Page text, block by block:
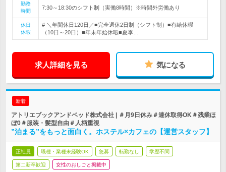
勤務
時間
7:30～18:30のシフト制（実働8時間）※時間外労働あり
休日
休暇
# ＼年間休日120日／■完全週休2日制（シフト制）■有給休暇
（10日～20日）■年末年始休暇■夏季…
求人詳細を見る 気になる
新着
アトリエブックアンドベッド株式会社 | ＃月9日休み＃連休取得OK＃残業ほ
ぼ0＃服装・髪型自由＃人柄重視
”泊まる”をもっと面白く。ホステル×カフェの【運営スタッフ】
正社員 職種・業種未経験OK 急募 転勤なし 学歴不問
第二新卒歓迎 女性のおしごと掲載中